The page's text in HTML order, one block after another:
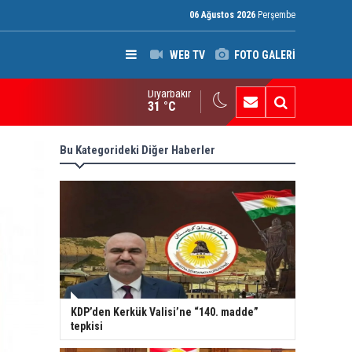
06 Ağustos 2026 Perşembe
WEB TV FOTO GALERİ
Silah bırakmayan gruplara terör yasası uygulanacak
Diyarbakır
31 °C
Bu Kategorideki Diğer Haberler
KDP’den Kerkük Valisi’ne “140. madde”
tepkisi